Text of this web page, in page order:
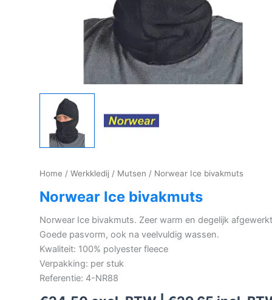
Home / Werkkledij / Mutsen / Norwear Ice bivakmuts
Norwear Ice bivakmuts
Norwear Ice bivakmuts. Zeer warm en degelijk
Goede pasvorm, ook na veelvuldig wassen.
Kwaliteit: 100% polyester fleece
Verpakking: per stuk
Referentie: 4-NR88